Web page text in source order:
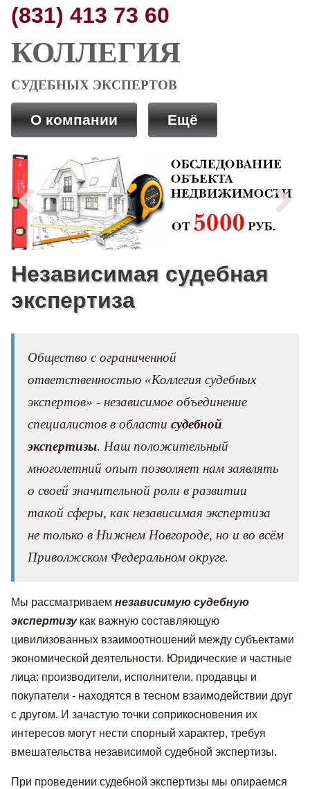
(831) 413 73 60
КОЛЛЕГИЯ
СУДЕБНЫХ ЭКСПЕРТОВ
О компании Ещё
Previous Next
Независимая судебная
экспертиза
Общество с ограниченной
ответственностью «Коллегия судебных
экспертов» - независимое объединение
специалистов в областисудебной
экспертизы. Наш положительный
многолетний опыт позволяет нам заявлять
о своей значительной роли в развитии
такой сферы, как независимая экспертиза
не только в Нижнем Новгороде, но и во всём
Приволжском Федеральном округе.
Мы рассматриваем независимую судебную
экспертизукак важную составляющую
цивилизованных взаимоотношений между субъектами
экономической деятельности. Юридические и частные
лица: производители, исполнители, продавцы и
покупатели - находятся в тесном взаимодействии друг
с другом. И зачастую точки соприкосновения их
интересов могут нести спорный характер, требуя
вмешательства независимой судебной экспертизы.
При проведении судебной экспертизы мы опираемся